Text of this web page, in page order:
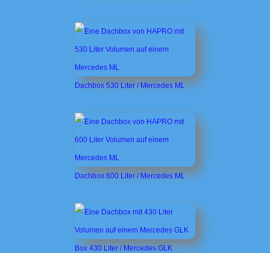
Dachbox 530 Liter / Mercedes ML
Dachbox 600 Liter / Mercedes ML
Box 430 Liter / Mercedes GLK